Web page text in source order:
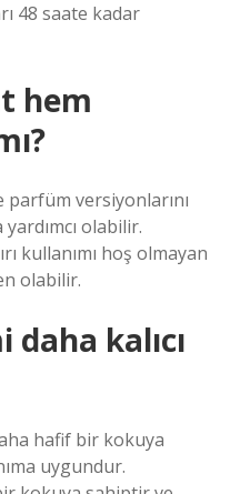
48 saate kadar
hem
versiyonlarını
olabilir.
kullanımı hoş olmayan
olabilir.
kalıcı
hafif bir kokuya
uygundur.